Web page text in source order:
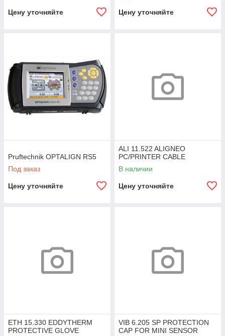
Цену уточняйте Цену уточняйте
Pruftechnik OPTALIGN RS5
Под заказ
Цену уточняйте
ALI 11.522 ALIGNEO
PC/PRINTER CABLE
В наличии
Цену уточняйте
ETH 15.330 EDDYTHERM
PROTECTIVE GLOVE
VIB 6.205 SP PROTECTION
CAP FOR MINI SENSOR